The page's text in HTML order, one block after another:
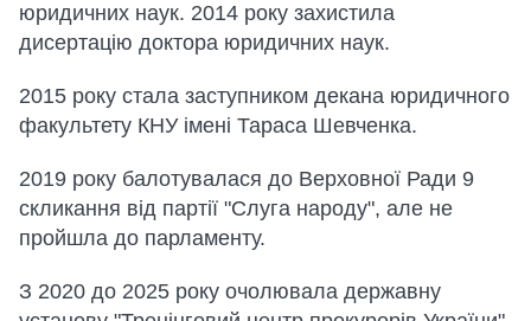
юридичних наук. 2014 року захистила
дисертацію доктора юридичних наук.
2015 року стала заступником декана юридичного
факультету КНУ імені Тараса Шевченка.
2019 року балотувалася до Верховної Ради 9
скликання від партії "Слуга народу", але не
пройшла до парламенту.
З 2020 до 2025 року очолювала державну